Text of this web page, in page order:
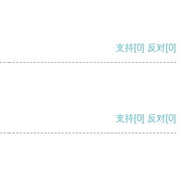
支持[0] 反对[0]
支持[0] 反对[0]